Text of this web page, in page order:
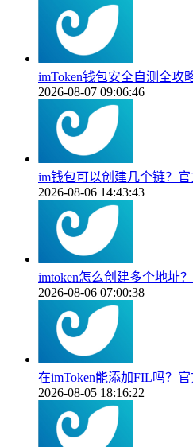
imToken钱包安全自测全攻
2026-08-07 09:06:46
im钱包可以创建几个链？
2026-08-06 14:43:43
imtoken怎么创建多个地址
2026-08-06 07:00:38
在imToken能添加FIL吗？
2026-08-05 18:16:22